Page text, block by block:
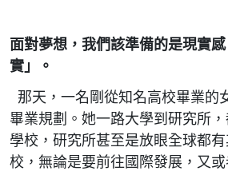
面對夢想，我們該準備的是現實
實」。
那天，一名剛從知名高校畢業的
畢業規劃。她一路大學到研究所
學校，研究所甚至是放眼全球都
校，無論是要前往國際發展，又或